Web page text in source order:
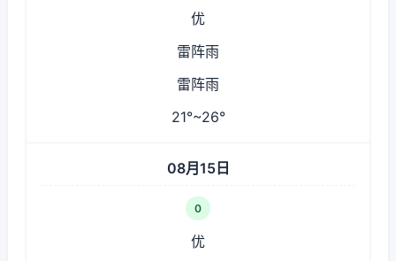
优
雷阵雨
雷阵雨
21°~26°
08月15日
0
优